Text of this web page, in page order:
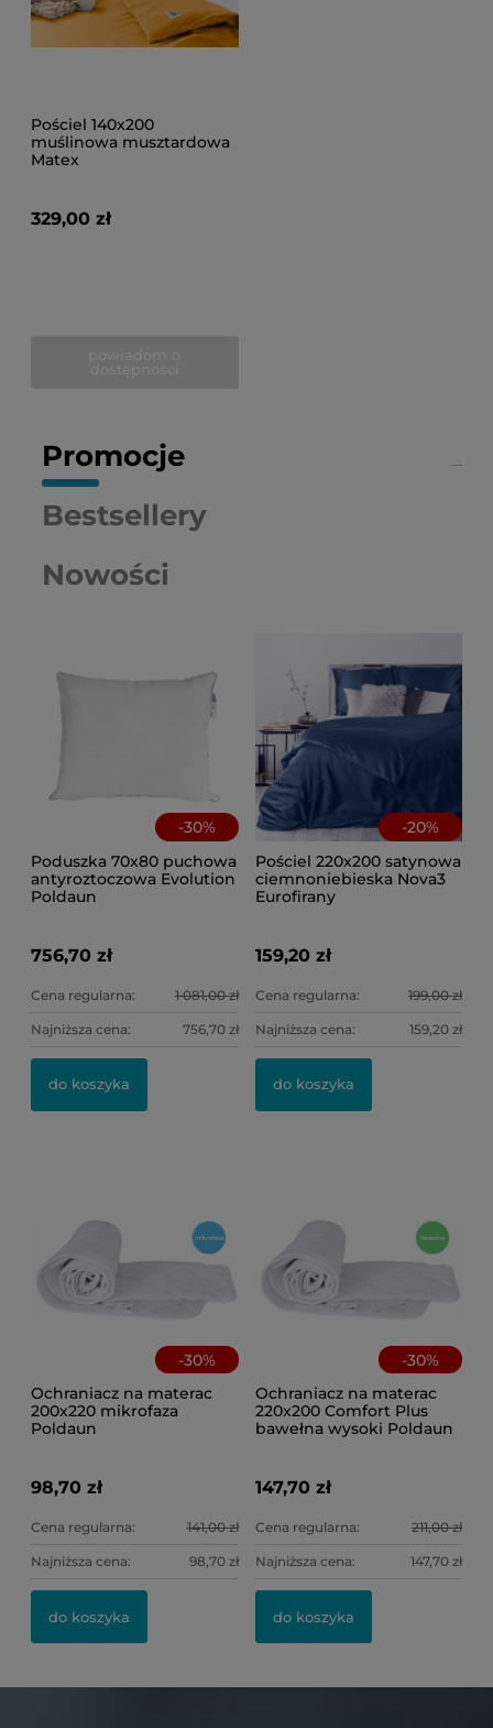
Pościel 140x200
muślinowa musztardowa
Matex
329,00 zł
Promocje
Nowości
Bestsellery
-30%
Poduszka 70x80 puchowa
antyroztoczowa Evolution
Poldaun
756,70 zł
Cena regularna: 1 081,00 zł
Najniższa cena: 756,70 zł
do koszyka
-20%
Pościel 220x200 satynowa
ciemnoniebieska Nova3
Eurofirany
159,20 zł
Cena regularna: 199,00 zł
Najniższa cena: 159,20 zł
do koszyka
-30%
Ochraniacz na materac
200x220 mikrofaza
Poldaun
98,70 zł
Cena regularna: 141,00 zł
Najniższa cena: 98,70 zł
do koszyka
-30%
Ochraniacz na materac
220x200 Comfort Plus
bawełna wysoki Poldaun
147,70 zł
Cena regularna: 211,00 zł
Najniższa cena: 147,70 zł
do koszyka